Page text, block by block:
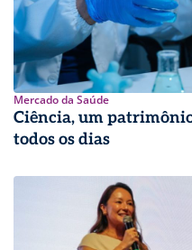
Mercado da Saúde
Ciência, um
todos os dias